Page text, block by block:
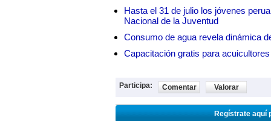
Hasta el 31 de julio los jóvenes
Nacional de la Juventud
Consumo de agua revela dinámica
Capacitación gratis para
Participa: Comentar Valorar
Regístrate aquí